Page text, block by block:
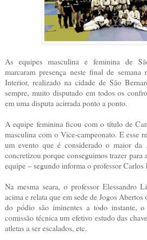
As equipes masculina e feminina de
marcaram presença neste final de semana
Interior, realizado na cidade de São
sempre, muito disputado em todos os
em uma disputa acirrada ponto a ponto.
A equipe feminina ficou com o título de
masculina com o Vice-campeonato. E esse
um evento que é considerado o maior da
concretizou porque conseguimos trazer para
equipe – segundo informa o professor Carlos
Na mesma seara, o professor Elessandro
acima e relata que em sede de Jogos
do pódio são iminentes a todo instante,
comissão técnica um efetivo estudo das
atletas a ser escalados, etc.